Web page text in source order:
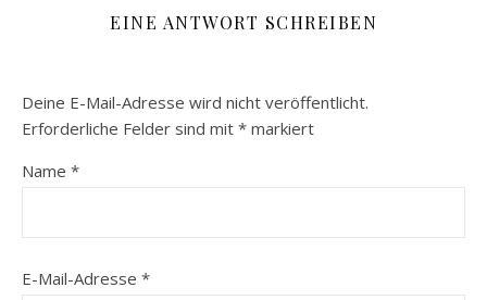
EINE ANTWORT SCHREIBEN
Deine E-Mail-Adresse wird nicht veröffentlicht.
Erforderliche Felder sind mit * markiert
Name *
E-Mail-Adresse *